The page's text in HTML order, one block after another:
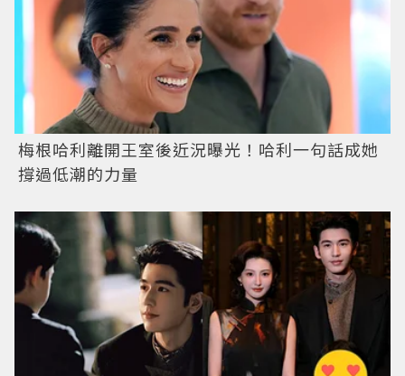
梅根哈利離開王室後近況曝光！哈利一句話成她
撐過低潮的力量